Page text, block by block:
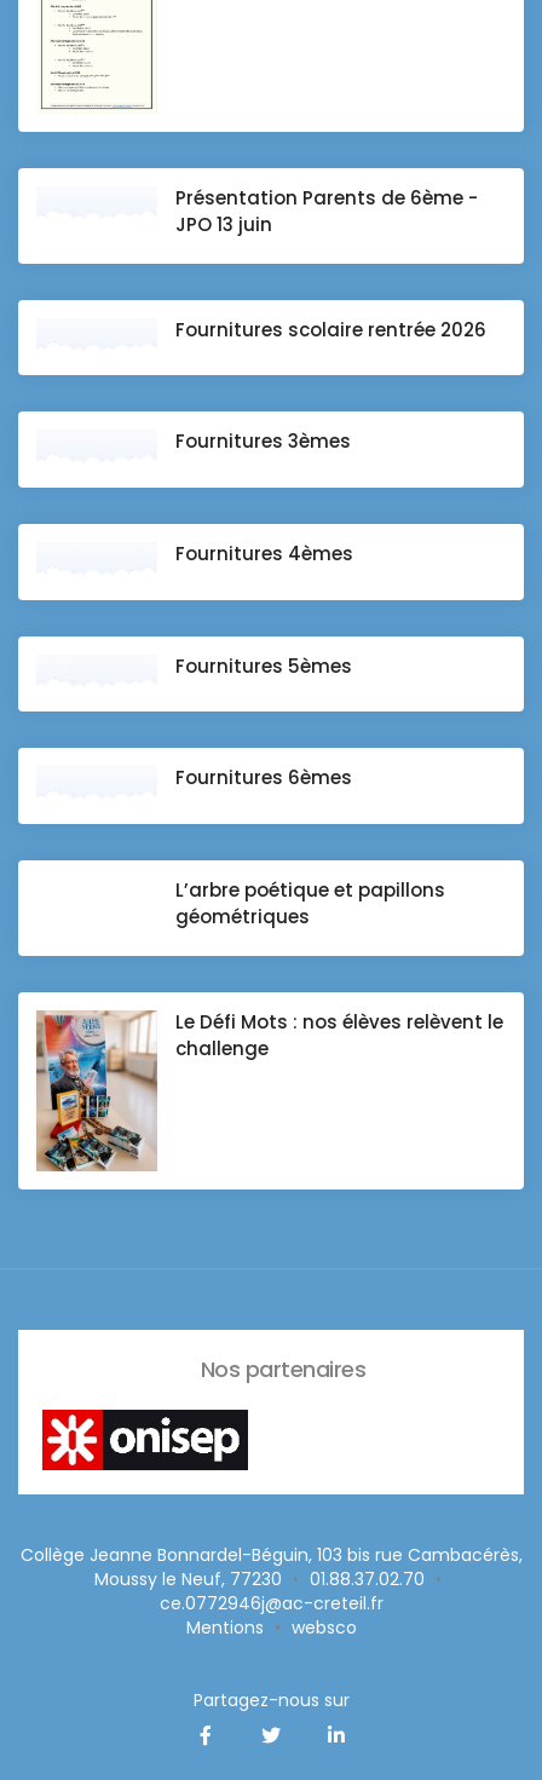
Présentation Parents de 6ème -
JPO 13 juin
Fournitures scolaire rentrée 2026
Fournitures 3èmes
Fournitures 4èmes
Fournitures 5èmes
Fournitures 6èmes
L’arbre poétique et papillons
géométriques
Le Défi Mots : nos élèves relèvent le
challenge
Nos partenaires
Collège Jeanne Bonnardel-Béguin, 103 bis rue Cambacérès,
Moussy le Neuf, 77230 • 01.88.37.02.70 •
ce.0772946j@ac-creteil.fr
Mentions • websco
Partagez-nous sur